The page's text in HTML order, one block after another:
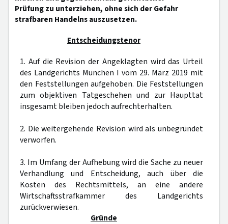
Prüfung zu unterziehen, ohne sich der Gefahr
strafbaren Handelns auszusetzen.
Entscheidungstenor
1. Auf die Revision der Angeklagten wird das Urteil
des Landgerichts München I vom 29. März 2019 mit
den Feststellungen aufgehoben. Die Feststellungen
zum objektiven Tatgeschehen und zur Haupttat
insgesamt bleiben jedoch aufrechterhalten.
2. Die weitergehende Revision wird als unbegründet
verworfen.
3. Im Umfang der Aufhebung wird die Sache zu neuer
Verhandlung und Entscheidung, auch über die
Kosten des Rechtsmittels, an eine andere
Wirtschaftsstrafkammer des Landgerichts
zurückverwiesen.
Gründe